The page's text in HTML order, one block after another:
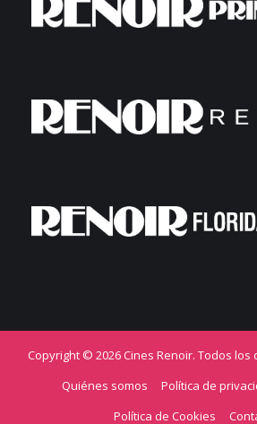
Copyright © 2026 Cines Renoir. Todos
Quiénes somos
Política de
Política de Cookies